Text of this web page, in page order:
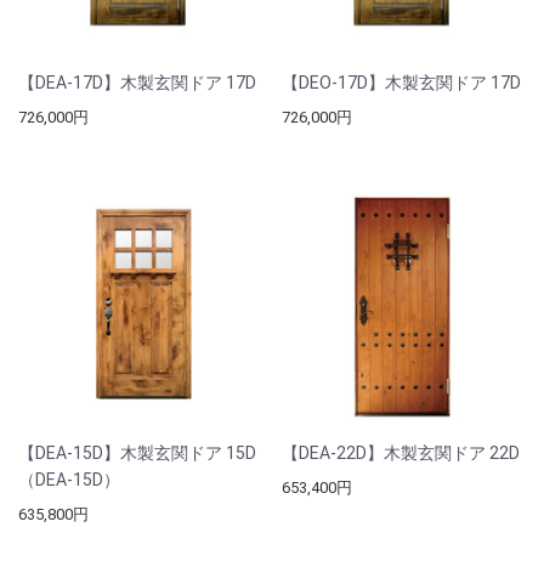
【DEA-17D】木製玄関ドア 17D
726,000円
【DEO-17D】木製玄関ドア 17D
726,000円
【DEA-15D】木製玄関ドア 15D
（DEA-15D）
635,800円
【DEA-22D】木製玄関ドア 22D
653,400円